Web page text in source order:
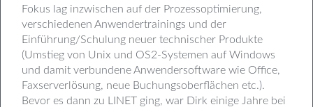
Fokus lag inzwischen auf der Prozessoptimierung,
verschiedenen Anwendertrainings und der
Einführung/Schulung neuer technischer Produkte
(Umstieg von Unix und OS2-Systemen auf Windows
und damit verbundene Anwendersoftware wie Office,
Faxserverlösung, neue Buchungsoberflächen etc.).
Bevor es dann zu LINET ging, war Dirk einige Jahre bei